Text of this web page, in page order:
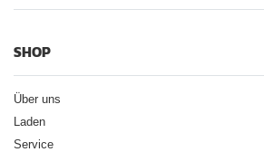
SHOP
Über uns
Laden
Service